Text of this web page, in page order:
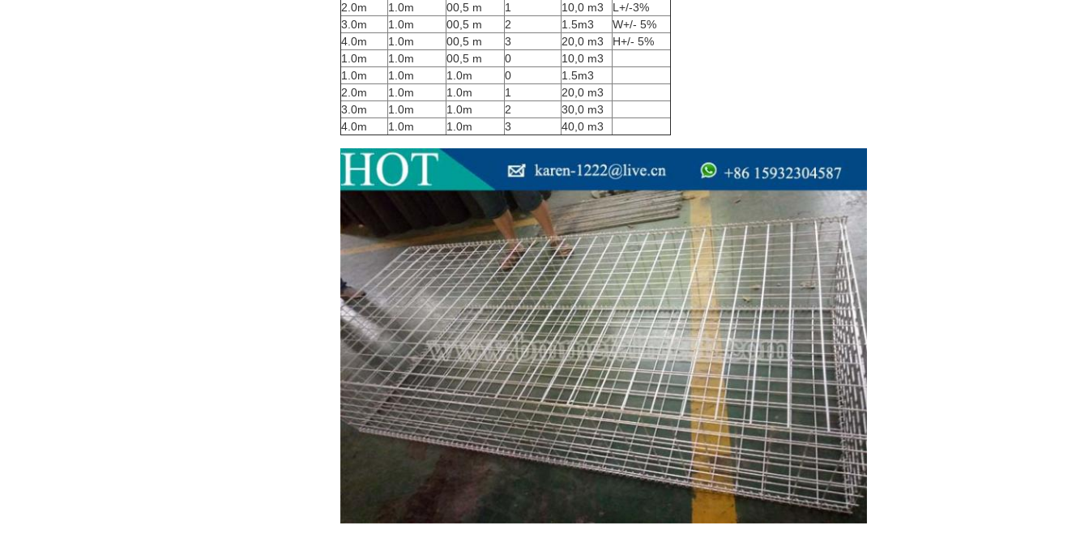
2.0m
1.0m 00,5 m 1 10,0 m3
L+/-3%
3.0m
1.0m 00,5 m 2 1.5m3
W+/- 5%
4.0m
1.0m 00,5 m 3 20,0 m3
H+/- 5%
1.0m
1.0m 00,5 m 0
10,0 m3
1.0m
1.0m 1.0m 0
1.5m3
2.0m
1.0m 1.0m 1
20,0 m3
3.0m
1.0m 1.0m 2
30,0 m3
4.0m
1.0m 1.0m 3 40,0 m3